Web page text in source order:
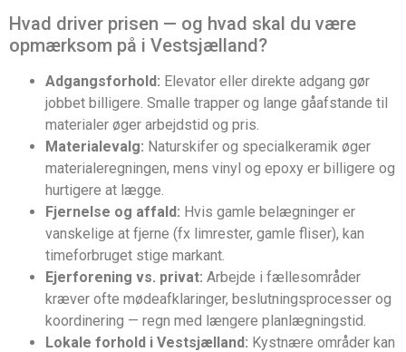
Hvad driver prisen — og hvad skal du være
opmærksom på i Vestsjælland?
Adgangsforhold: Elevator eller direkte adgang gør
jobbet billigere. Smalle trapper og lange gåafstande til
materialer øger arbejdstid og pris.
Materialevalg: Naturskifer og specialkeramik øger
materialeregningen, mens vinyl og epoxy er billigere og
hurtigere at lægge.
Fjernelse og affald: Hvis gamle belægninger er
vanskelige at fjerne (fx limrester, gamle fliser), kan
timeforbruget stige markant.
Ejerforening vs. privat: Arbejde i fællesområder
kræver ofte mødeafklaringer, beslutningsprocesser og
koordinering — regn med længere planlægningstid.
Lokale forhold i Vestsjælland: Kystnære områder kan